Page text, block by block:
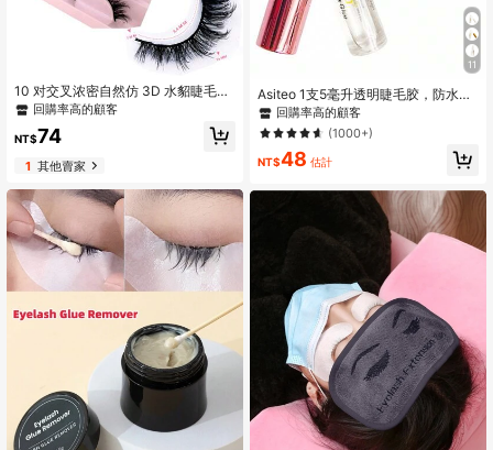
10 对交叉浓密自然仿 3D 水貂睫毛，
适合日常佩戴的长睫毛
回購率高的顧客
NT$74
1其他賣家
11
Asiteo 1支5毫升透明睫毛胶，防水持
久，适用于化妆和人造貂毛假睫毛。
回購率高的顧客
(1000+)
NT$48 估計